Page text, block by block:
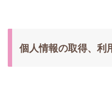
個人情報の取得、利